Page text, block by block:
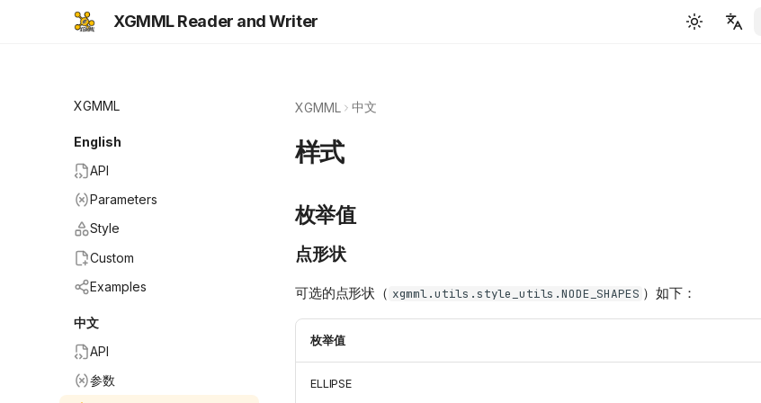
XGMML Reader and Writer
XGMML
English
API
Parameters
Style
Custom
Examples
中文
API
参数
XGMML 中文
样式
枚举值
点形状
可选的点形状（ xgmml.utils.style_utils.NODE_SHAPES ）如下：
枚举值
ELLIPSE